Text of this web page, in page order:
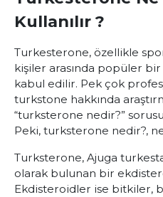
Kullanılır ?
Turkesterone, özellikle
kişiler arasında popüler
kabul edilir. Pek çok
turkstone hakkında
“turksterone nedir?”
Peki, turksterone nedir?,
Turksterone, Ajuga
olarak bulunan bir
Ekdisteroidler ise bitkiler,